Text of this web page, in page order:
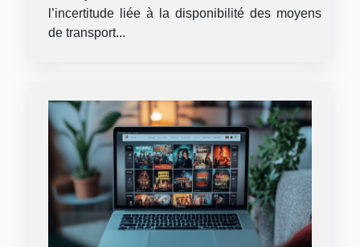
l’incertitude liée à la disponibilité des moyens
de transport...